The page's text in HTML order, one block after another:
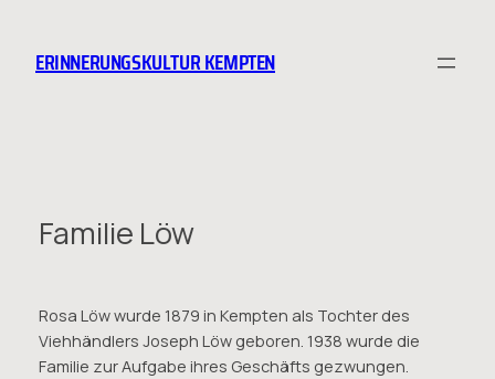
springen
ERINNERUNGSKULTUR KEMPTEN
Familie Löw
Rosa Löw wurde 1879 in Kempten als Tochter des
Viehhändlers Joseph Löw geboren. 1938 wurde die
Familie zur Aufgabe ihres Geschäfts gezwungen.